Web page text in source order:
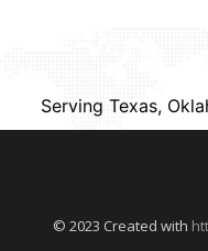
Serving Texas,
© 2023 Created with